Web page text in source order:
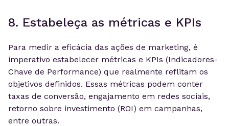
8. Estabeleça as métricas e KPIs
Para medir a eficácia das ações de marketing, é
imperativo estabelecer métricas e KPIs (Indicadores-
Chave de Performance) que realmente reflitam os
objetivos definidos. Essas métricas podem conter
taxas de conversão, engajamento em redes sociais,
retorno sobre investimento (ROI) em campanhas,
entre outras.